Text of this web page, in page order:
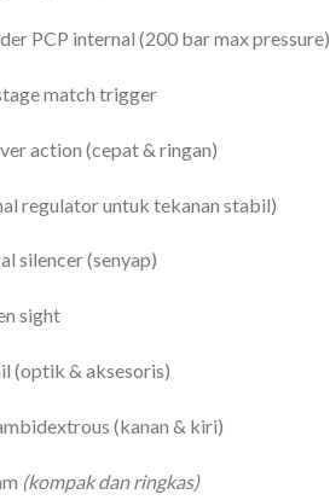
PCP internal (200 bar max pressure)
match trigger
action (cepat & ringan)
regulator untuk tekanan stabil)
silencer (senyap)
sight
(optik & aksesoris)
(kanan & kiri)
(kompak dan ringkas)